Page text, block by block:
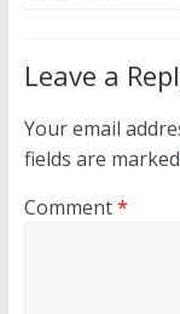
Leave a
Your email
fields are marked
Comment*